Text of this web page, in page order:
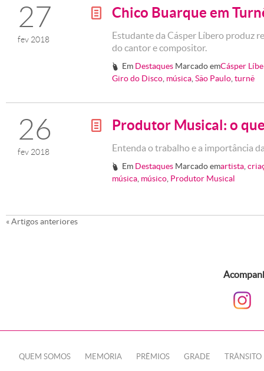
27
fev 2018
g Chico Buarque em
Estudante da Cásper Líbero produz
do cantor e compositor.
# Em Destaques Marcado emCásper
Giro do Disco música Sâo Paulo turnê
26
fev 2018
g Produtor Musical: o
Entenda o trabalho e a importância
# Em Destaques Marcado emartista ,
música músico Produtor Musical
«Artigos anteriores
QUEM SOMOS MEMÓRIA PRÊMIOS GRADE TRÂNSITO